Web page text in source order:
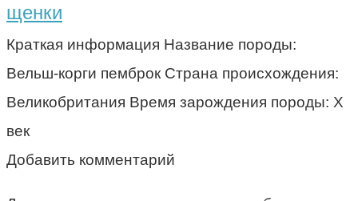
щенки
Краткая информация Название породы:
Вельш-корги пемброк Страна происхождения:
Великобритания Время зарождения породы: X
век
Добавить комментарий